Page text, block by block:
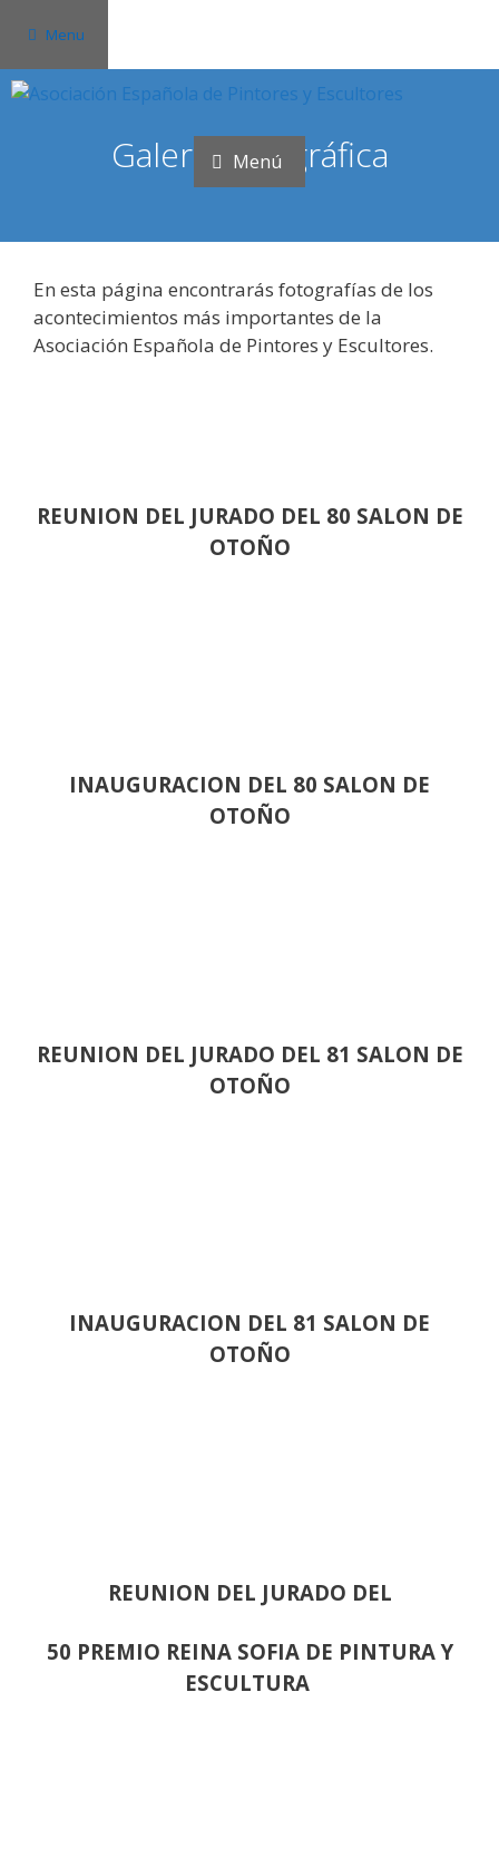
contenido
Menu
Menú
Galería fotográfica
En esta página encontrarás fotografías de los
acontecimientos más importantes de la
Asociación Española de Pintores y Escultores.
REUNION DEL JURADO DEL 80 SALON DE
OTOÑO
INAUGURACION DEL 80 SALON DE
OTOÑO
REUNION DEL JURADO DEL 81 SALON DE
OTOÑO
INAUGURACION DEL 81 SALON DE
OTOÑO
REUNION DEL JURADO DEL
50 PREMIO REINA SOFIA DE PINTURA Y
ESCULTURA